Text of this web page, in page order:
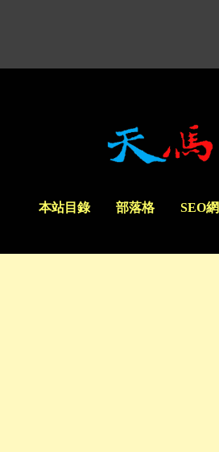
本站目錄 部落格 SEO